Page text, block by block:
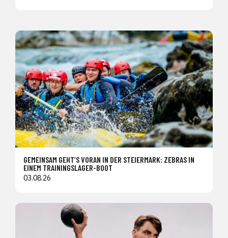
GEMEINSAM GEHT’S VORAN IN DER STEIERMARK: ZEBRAS IN
EINEM TRAININGSLAGER-BOOT
03.08.26